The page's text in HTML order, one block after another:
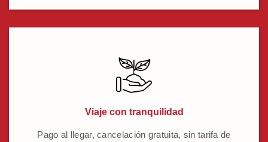
Viaje con tranquilidad
Pago al llegar, cancelación gratuita, sin tarifa de